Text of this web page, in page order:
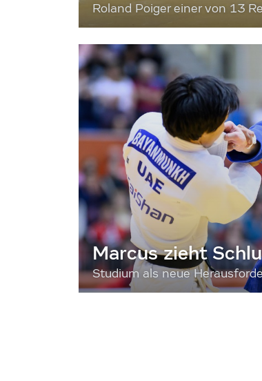
Roland Poiger einer von 13
Marcus zieht
Studium als neue